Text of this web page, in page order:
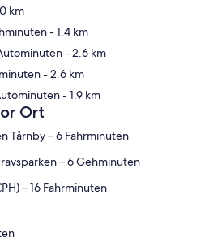
km
- 1.4 km
- 2.6 km
- 2.6 km
- 1.9 km
Ort
Tårnby – 6 Fahrminuten
– 6 Gehminuten
– 16 Fahrminuten